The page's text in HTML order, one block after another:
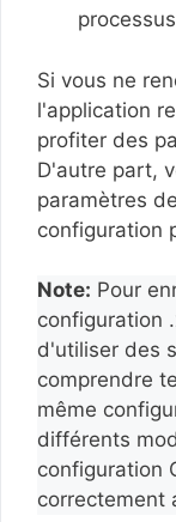
Si vous ne
l'application
profiter des
D'autre part,
paramètres
configuration
Note: Pour
configuration
d'utiliser des
comprendre
même
différents
configuration
correctement